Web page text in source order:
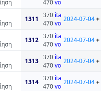
470vo
1311 370 ita
470vo
2024-07-04+
1312 370 ita
470vo
2024-07-04+
1313 370 ita
470vo
2024-07-04+
1314 370 ita
470vo
2024-07-04+